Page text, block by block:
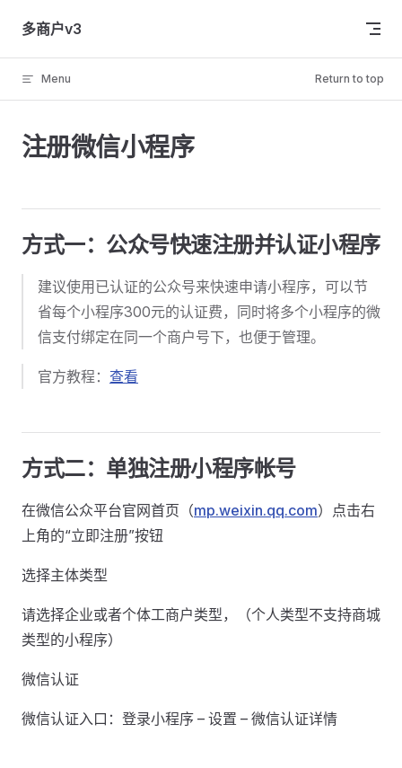
Skip to content
多商户v3
Menu Return to top
注册微信小程序
方式一：公众号快速注册并认证小程序
建议使用已认证的公众号来快速申请小程序，可以节
省每个小程序300元的认证费，同时将多个小程序的微
信支付绑定在同一个商户号下，也便于管理。
官方教程： 查看
方式二：单独注册小程序帐号
在微信公众平台官网首页（mp.weixin.qq.com）点击右
上角的“立即注册”按钮
选择主体类型
请选择企业或者个体工商户类型，（个人类型不支持商城
类型的小程序）
微信认证
微信认证入口：登录小程序 – 设置 – 微信认证详情